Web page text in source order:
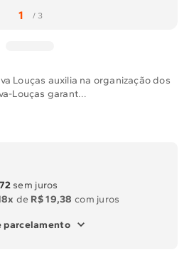
Louças auxilia na organização dos
Louças garant...
sem juros
de R$ 19,38 com juros
parcelamento